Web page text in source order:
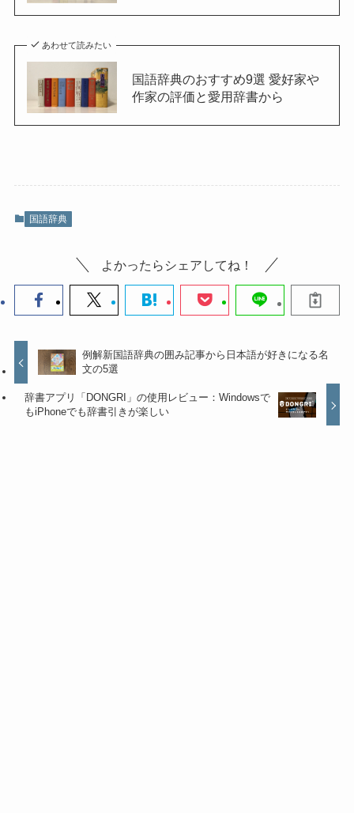
あわせて読みたい
国語辞典のおすすめ9選 愛好家や
作家の評価と愛用辞書から
国語辞典
よかったらシェアしてね！
例解新国語辞典の囲み記事から日本語が好きになる名
文の5選
辞書アプリ「DONGRI」の使用レビュー：Windowsで
もiPhoneでも辞書引きが楽しい